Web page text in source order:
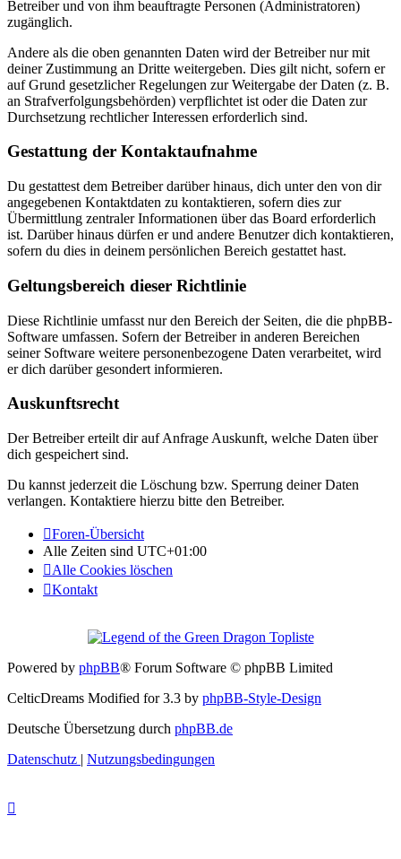
Betreiber und von ihm beauftragte Personen (Administratoren)
zugänglich.
Andere als die oben genannten Daten wird der Betreiber nur mit
deiner Zustimmung an Dritte weitergeben. Dies gilt nicht, sofern er
auf Grund gesetzlicher Regelungen zur Weitergabe der Daten (z. B.
an Strafverfolgungsbehörden) verpflichtet ist oder die Daten zur
Durchsetzung rechtlicher Interessen erforderlich sind.
Gestattung der Kontaktaufnahme
Du gestattest dem Betreiber darüber hinaus, dich unter den von dir
angegebenen Kontaktdaten zu kontaktieren, sofern dies zur
Übermittlung zentraler Informationen über das Board erforderlich
ist. Darüber hinaus dürfen er und andere Benutzer dich kontaktieren,
sofern du dies in deinem persönlichen Bereich gestattet hast.
Geltungsbereich dieser Richtlinie
Diese Richtlinie umfasst nur den Bereich der Seiten, die die phpBB-
Software umfassen. Sofern der Betreiber in anderen Bereichen
seiner Software weitere personenbezogene Daten verarbeitet, wird
er dich darüber gesondert informieren.
Auskunftsrecht
Der Betreiber erteilt dir auf Anfrage Auskunft, welche Daten über
dich gespeichert sind.
Du kannst jederzeit die Löschung bzw. Sperrung deiner Daten
verlangen. Kontaktiere hierzu bitte den Betreiber.
Foren-Übersicht
Alle Zeiten sind UTC+01:00
Alle Cookies löschen
Kontakt
Powered by phpBB® Forum Software © phpBB Limited
CelticDreams Modified for 3.3 by phpBB-Style-Design
Deutsche Übersetzung durch phpBB.de
Datenschutz | Nutzungsbedingungen